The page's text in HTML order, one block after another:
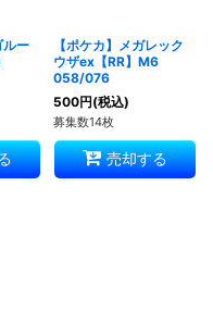
ルー
【ポケカ】メガレック
ウザex【RR】M6
058/076
500円(税込)
募集数14枚
売却する